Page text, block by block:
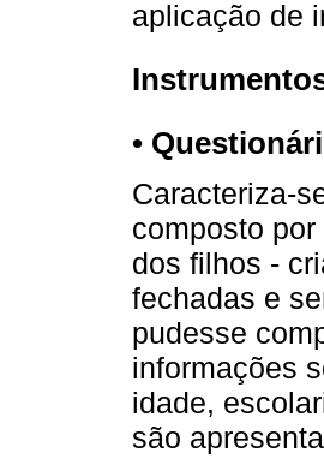
aplicação de
•
Caracteriza-
composto
dos filhos -
fechadas e
pudesse
informações
idade,
são